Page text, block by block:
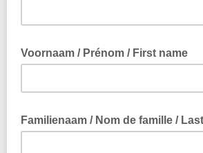
Voornaam / Prénom / First name
Familienaam / Nom de famille /